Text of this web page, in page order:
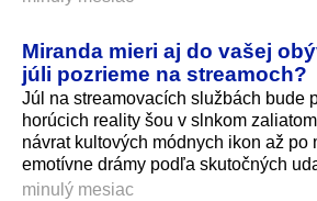
Miranda mieri aj do vašej
júli pozrieme na streamoch?
Júl na streamovacích službách bude
horúcich reality šou v slnkom
návrat kultových módnych ikon až po
emotívne drámy podľa skutočných
minulý mesiac